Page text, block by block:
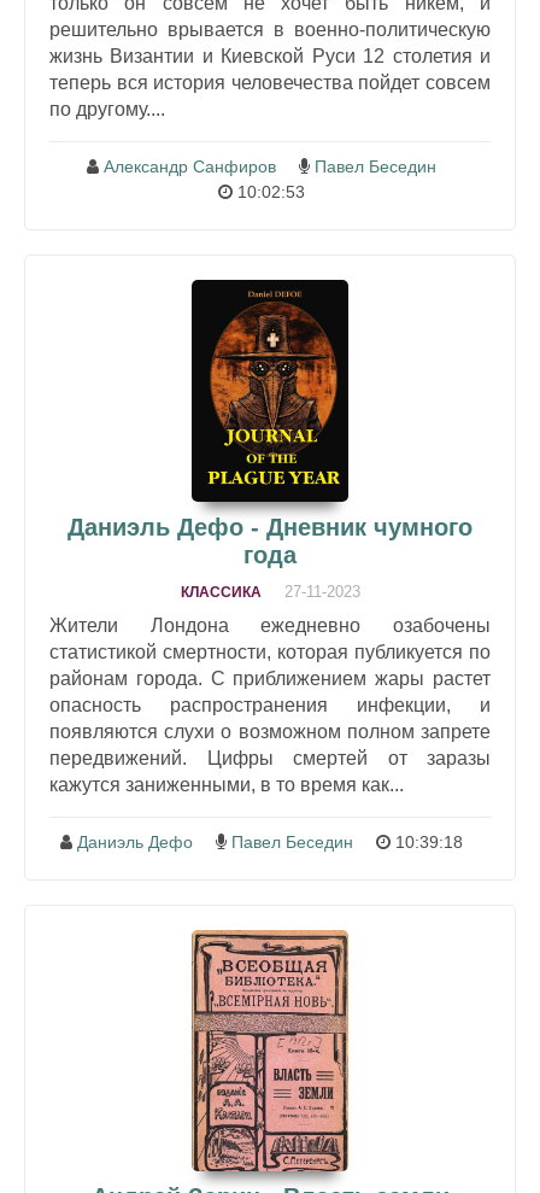
решительно врывается в военно-политическую
жизнь Византии и Киевской Руси 12 столетия и
теперь вся история человечества пойдет совсем
по другому....
Александр Санфиров
Павел Беседин
10:02:53
Даниэль Дефо - Дневник чумного
года
КЛАССИКА 27-11-2023
Жители Лондона ежедневно озабочены
статистикой смертности, которая публикуется по
районам города. С приближением жары растет
опасность распространения инфекции, и
появляются слухи о возможном полном запрете
передвижений. Цифры смертей от заразы
кажутся заниженными, в то время как...
Даниэль Дефо Павел Беседин 10:39:18